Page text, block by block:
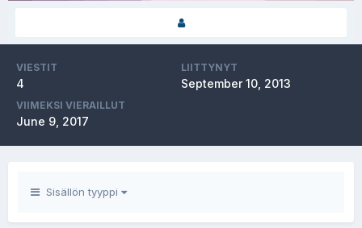
VIESTIT
4
LIITTYNYT
September 10, 2013
VIIMEKSI VIERAILLUT
June 9, 2017
Sisällön tyyppi